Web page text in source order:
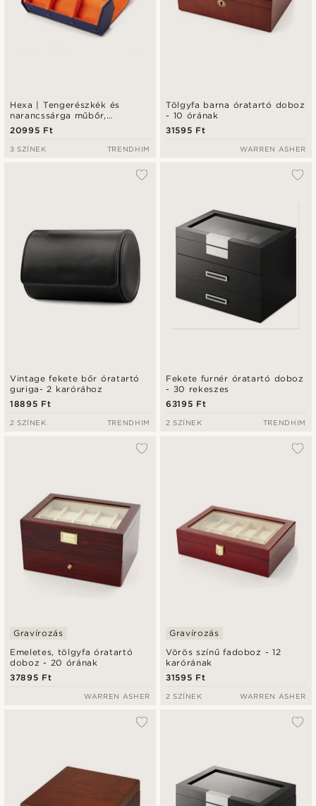
Hexa | Tengerészkék és
narancssárga műbőr,
hatszögletű óratartó tok - 3
karórához
20995 Ft
3 SZÍNEK TRENDHIM
Tölgyfa barna óratartó doboz
- 10 órának
31595 Ft
WARREN ASHER
Vintage fekete bőr óratartó
guriga- 2 karórához
18895 Ft
2 SZÍNEK TRENDHIM
Fekete furnér óratartó doboz
- 30 rekeszes
63195 Ft
2 SZÍNEK TRENDHIM
Emeletes, tölgyfa óratartó
doboz - 20 órának
Gravírozás
37895 Ft
WARREN ASHER
Vörös színű fadoboz - 12
karórának
Gravírozás
31595 Ft
2 SZÍNEK WARREN ASHER